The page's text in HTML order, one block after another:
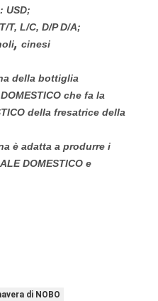
USD;
T, L/C, D/P D/A;
, cinesi
della bottiglia
che fa la
della fresatrice della
è adatta a produrre i
DOMESTICO e
di NOBO